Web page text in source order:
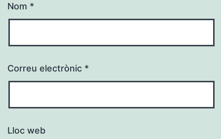
Nom *
Correu electrònic *
Lloc web